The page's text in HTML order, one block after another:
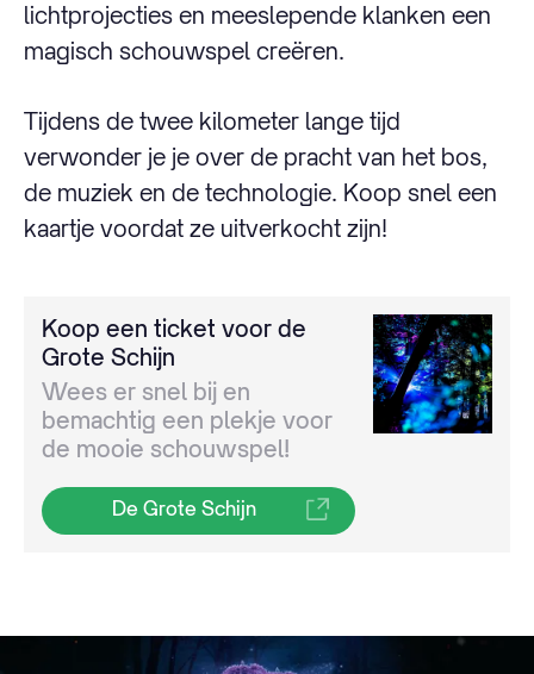
lichtprojecties en meeslepende klanken een
magisch schouwspel creëren.
Tijdens de twee kilometer lange tijd
verwonder je je over de pracht van het bos,
de muziek en de technologie. Koop snel een
kaartje voordat ze uitverkocht zijn!
Koop een ticket voor de
Grote Schijn
Wees er snel bij en
bemachtig een plekje voor
de mooie schouwspel!
De Grote Schijn